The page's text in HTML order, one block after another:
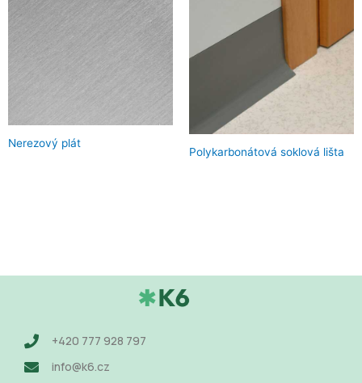
Nerezový plát
Polykarbonátová soklová lišta
+420 777 928 797
info@k6.cz